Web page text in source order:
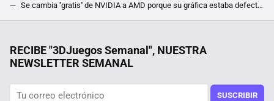
Se cambia ''gratis'' de NVIDIA a AMD porque su gráfica estaba defectuosa y porque supo aprovechar un resquicio legal
Su abuelo le regaló el PC que usaba para contabilidad y seguridad. Cuando preguntó en Reddit si era bueno para jugar, la comunidad no salía de su asombro
RECIBE "3DJuegos Semanal", NUESTRA
NEWSLETTER SEMANAL
SUSCRIBIR